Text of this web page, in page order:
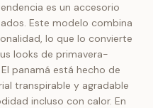
es un accesorio
Este modelo combina
lo que lo convierte
looks de primavera-
panamá está hecho de
transpirable y agradable
incluso con calor. En